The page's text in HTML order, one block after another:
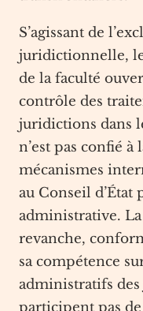
S’agissant de
juridictionnelle,
de la faculté
contrôle des
juridictions dans
n’est pas confié
mécanismes
au Conseil
administrative.
revanche,
sa compétence
administratifs
participent pas de